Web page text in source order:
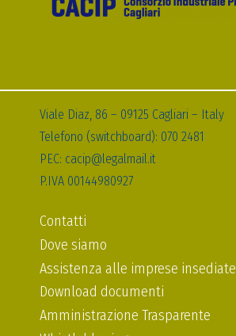
Viale Diaz, 86 – 09125 Cagliari – Italy
Telefono (switchboard): 070 2481
PEC: cacip@legalmail.it
P.IVA 00144980927
Contatti
Dove siamo
Assistenza alle imprese insediate
Download documenti
Amministrazione Trasparente